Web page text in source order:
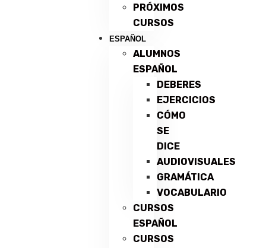
PRÓXIMOS
CURSOS
ESPAÑOL
ALUMNOS
ESPAÑOL
DEBERES
EJERCICIOS
CÓMO
SE
DICE
AUDIOVISUALES
GRAMÁTICA
VOCABULARIO
CURSOS
ESPAÑOL
CURSOS